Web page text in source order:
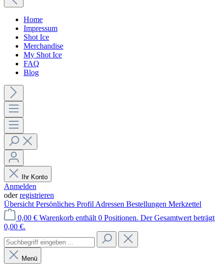
Home
Impressum
Shot Ice
Merchandise
My Shot Ice
FAQ
Blog
Ihr Konto
Anmelden
oderregistrieren
Übersicht Persönliches Profil Adressen Bestellungen Merkzettel
0,00 € Warenkorb enthält 0 Positionen. Der Gesamtwert beträgt
0,00 €.
Menü